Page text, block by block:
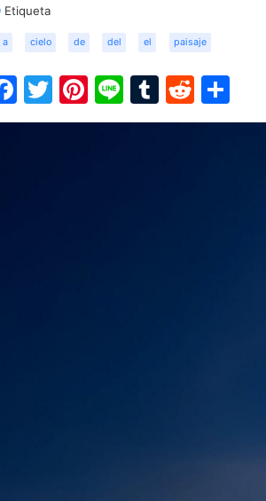
Etiqueta
a cielo de del el paisaje
Facebook
Twitter
Pinterest
LineTumblr
Reddit